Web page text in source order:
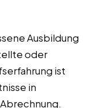
Ausbildung
oder
ist
in